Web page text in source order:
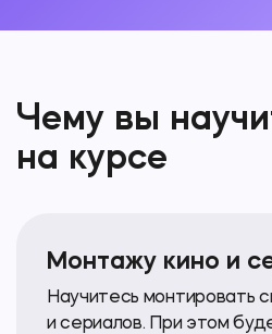
Чему вы
на курсе
Монтажу кино и
Научитесь монтировать
и сериалов. При этом